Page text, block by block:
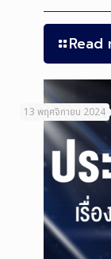
Read
13 พฤศจิกายน 2024